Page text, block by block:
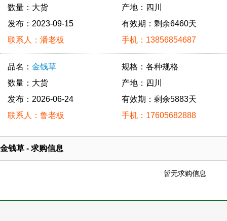
数量：大货
发布：2023-09-15
联系人：潘老板
产地：四川
有效期：剩余6460天
手机：13856854687
品名： 金钱草
数量：大货
发布：2026-06-24
联系人：鲁老板
规格：各种规格
产地：四川
有效期：剩余5883天
手机：17605682888
金钱草 - 求购信息
暂无求购信息